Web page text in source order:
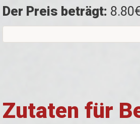
Der Preis beträgt:
Zutaten für